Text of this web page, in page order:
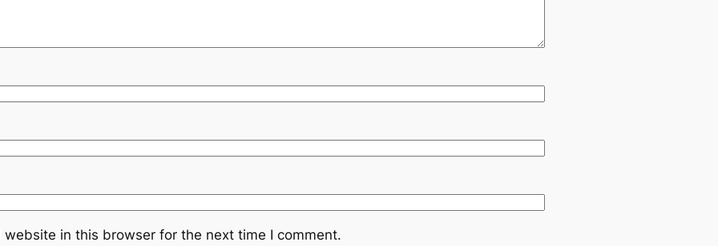
website in this browser for the next time I comment.